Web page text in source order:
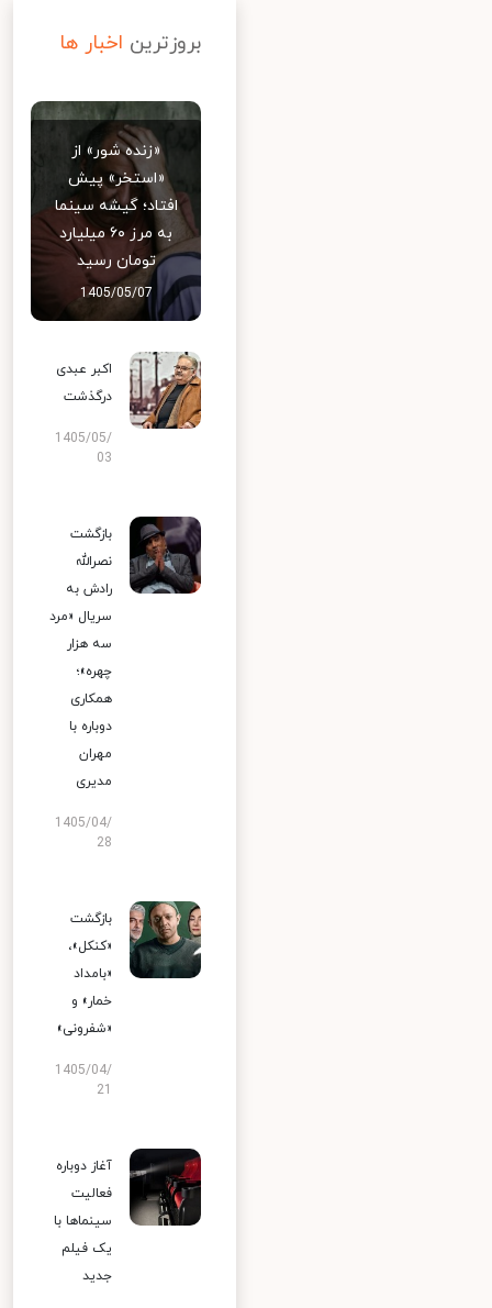
بروزترین اخبار ها
«زنده شور» از
«استخر» پیش
افتاد؛ گیشه سینما
به مرز ۶۰ میلیارد
تومان رسید
1405/05/07
اکبر عبدی
درگذشت
1405/05/
03
بازگشت
نصرالله
رادش به
سریال «مرد
سه هزار
چهره»؛
همکاری
دوباره با
مهران
مدیری
1405/04/
28
بازگشت
«کنکل»،
«بامداد
خمار» و
«شفرونی»
1405/04/
آغاز دوباره
فعالیت
سینماها با
یک فیلم
جدید